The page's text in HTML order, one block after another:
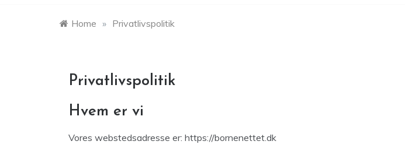
Home » Privatlivspolitik
Privatlivspolitik
Hvem er vi
Vores webstedsadresse er: https://bornenettet.dk